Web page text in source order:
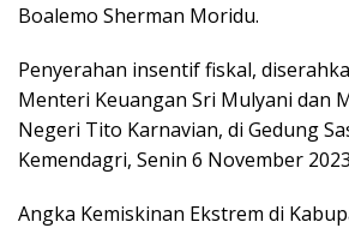
Boalemo Sherman Moridu.
Penyerahan insentif fiskal,
Menteri Keuangan Sri Mulyani dan
Negeri Tito Karnavian, di Gedung
Kemendagri, Senin 6 November
Angka Kemiskinan Ekstrem di